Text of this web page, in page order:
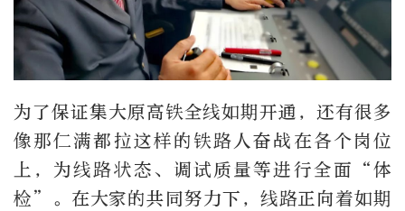
为了保证集大原高铁全线如期开通，还有很多
像那仁满都拉这样的铁路人奋战在各个岗位
上，为线路状态、调试质量等进行全面“体
检”。在大家的共同努力下，线路正向着如期